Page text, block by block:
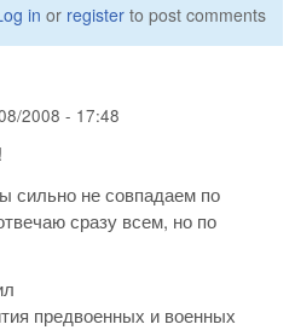
in or register to post comments
2008 - 17:48
сильно не совпадаем по
сразу всем, но по
предвоенных и военных